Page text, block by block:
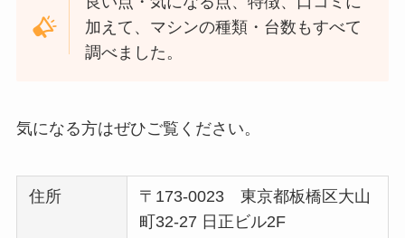
加えて、マシンの種類・台数もすべて
調べました。
気になる方はぜひご覧ください。
住所
〒173-0023 東京都板橋区大山
町32-27 日正ビル2F